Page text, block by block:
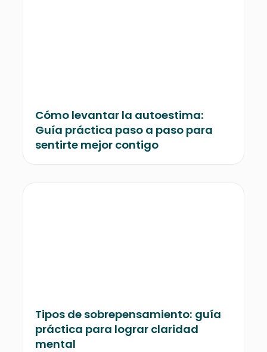
Cómo levantar la autoestima:
Guía práctica paso a paso para
sentirte mejor contigo
Tipos de sobrepensamiento: guía
práctica para lograr claridad
mental